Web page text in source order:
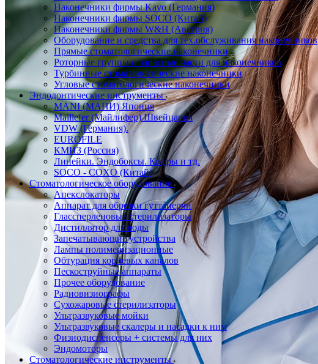
Наконечники фирмы Kavo (Германия)
Наконечники фирмы SOCO (Китай)
Наконечники фирмы W&H (Австрия)
Оборудование и средства для тех.обслуживания наконечников
Прямые стоматологические наконечники
Роторные группы и запасные части для наконечников
Турбинные стоматологические наконечники
Угловые стоматологические наконечники
Эндодонтические инструменты
MANI (МАНИ) Япония
Maillefer (Майлифер) Швейцария
VDW (Германия).
EUROFILE
КМИЗ (Россия)
Линейки. Эндобоксы. Кофры и тд.
SOCO - COXO (Китай)
Стоматологическое оборудование
Апекслокаторы
Аппарат для обрезки гуттаперчи
Глассперленовые стерилизаторы
Дистиллятор для воды
Запечатывающие устройства
Лампы полимеризационные
Обтурация корневых каналов
Пескоструйные аппараты
Прочее оборудование
Радиовизиографы
Сухожаровые стерилизаторы
Ультразвуковые мойки
Ультразвуковые скалеры и насадки к ним
Физиодиспенсеры + системы для них
Эндомоторы
Стоматологические инструменты